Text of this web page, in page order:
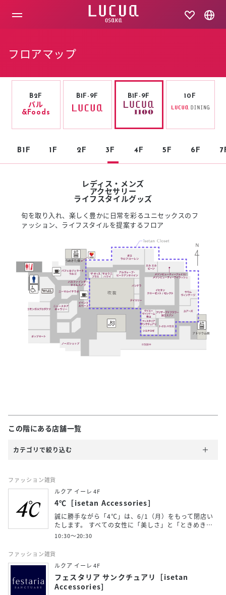
フロアマップ
B2F
バル
&Foods
B1F-9F B1F-9F
B1F 1F 2F 3F 4F 5F 6F
10F
レディス・メンズ
アクセサリー
ライフスタイルグッズ
旬を取り入れ、楽しく豊かに日常を彩るユニセックスのフ
ァッション、ライフスタイルを提案するフロア
この階にある店舗一覧
カテゴリで絞り込む
ファッション雑貨
ルクア イーレ 4F
4℃［isetan Accessories］
誠に勝手ながら「4℃」は、6/1（月）をもって閉店い
たします。 すべての女性に「美しさ」と「ときめき…
10:30～20:30
ファッション雑貨
ルクア イーレ 4F
フェスタリア サンクチュアリ［isetan
Accessories］